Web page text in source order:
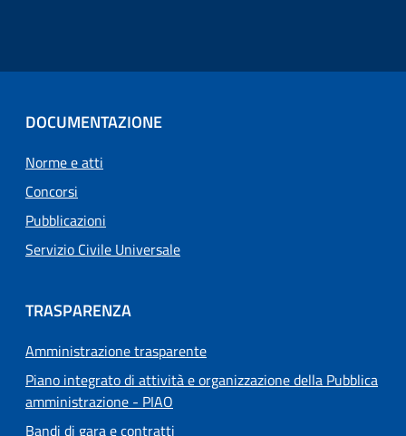
DOCUMENTAZIONE
Norme e atti
Concorsi
Pubblicazioni
Servizio Civile Universale
TRASPARENZA
Amministrazione trasparente
Piano integrato di attività e organizzazione della Pubblica
amministrazione - PIAO
Bandi di gara e contratti